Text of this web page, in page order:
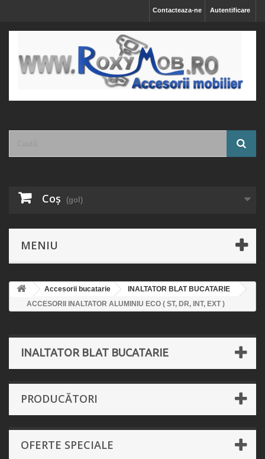
Autentificare
Contacteaza-ne
Coş (gol)
MENIU
Accesorii bucatarie
INALTATOR BLAT BUCATARIE
ACCESORII INALTATOR ALUMINIU ECO ( ST, DR, INT, EXT )
INALTATOR BLAT BUCATARIE
PRODUCĂTORI
OFERTE SPECIALE